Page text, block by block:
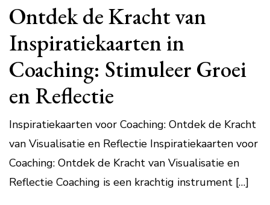
Ontdek de Kracht van
Inspiratiekaarten in
Coaching: Stimuleer Groei
en Reflectie
Inspiratiekaarten voor Coaching: Ontdek de Kracht
van Visualisatie en Reflectie Inspiratiekaarten voor
Coaching: Ontdek de Kracht van Visualisatie en
Reflectie Coaching is een krachtig instrument […]